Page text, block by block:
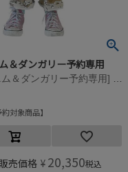
＆ダンガリー予約専用
約対象商品
売価格 ¥ 20,350税込